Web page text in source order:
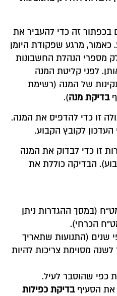
בכפתור זה כדי להעביר את
כאמור, מרגע שפקודת היומן
מספרי הנהלת החשבונות
לפני קליטת המנה
של המנה (רשימת
בדיקת מנה).
זו כדי להדפיס את המנה.
לקובץ הקבוע.
זו כדי לבדוק את המנה
הבדיקה כוללת את
(במסך ההגדרות ניתן
הכרחי).
שנים (התנועות שתאריך
מסוימת צריכות להיות
כפי שהוסבר לעיל.
את הסעיף בדיקת כפילות